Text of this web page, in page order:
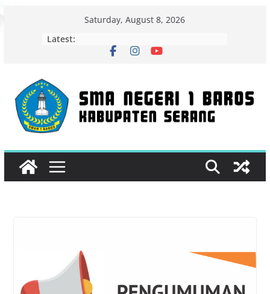
Saturday, August 8, 2026
Latest: